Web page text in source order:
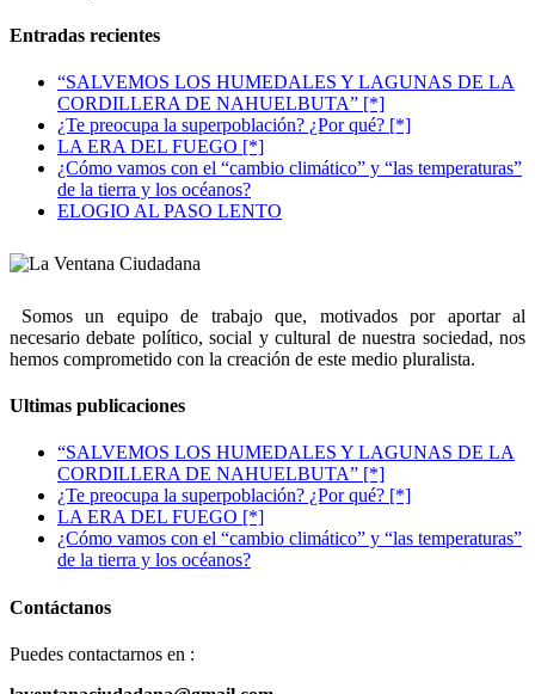
Entradas recientes
“SALVEMOS LOS HUMEDALES Y LAGUNAS DE LA
CORDILLERA DE NAHUELBUTA” [*]
¿Te preocupa la superpoblación? ¿Por qué? [*]
LA ERA DEL FUEGO [*]
¿Cómo vamos con el “cambio climático” y “las temperaturas”
de la tierra y los océanos?
ELOGIO AL PASO LENTO
Somos un equipo de trabajo que, motivados por aportar al
necesario debate político, social y cultural de nuestra sociedad, nos
hemos comprometido con la creación de este medio pluralista.
Ultimas publicaciones
“SALVEMOS LOS HUMEDALES Y LAGUNAS DE LA
CORDILLERA DE NAHUELBUTA” [*]
¿Te preocupa la superpoblación? ¿Por qué? [*]
LA ERA DEL FUEGO [*]
¿Cómo vamos con el “cambio climático” y “las temperaturas”
de la tierra y los océanos?
Contáctanos
Puedes contactarnos en :